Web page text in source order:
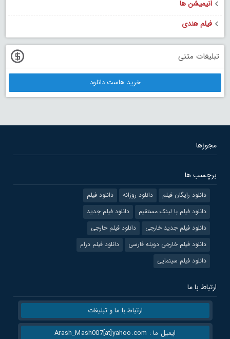
انیمیشن ها
فیلم هندی
تبلیغات متنی
خرید هاست دانلود
مجوزها
برچسب ها
دانلود رایگان فیلم دانلود روزانه
دانلود فیلم
دانلود فیلم با لینک مستقیم
دانلود فیلم جدید
دانلود فیلم جدید خارجی
دانلود فیلم خارجی
دانلود فیلم خارجی دوبله فارسی
دانلود فیلم درام
دانلود فیلم سینمایی
ارتباط با ما
ارتباط با ما و تبلیغات
ایمیل ما : Arash_Mash007[at]yahoo.com